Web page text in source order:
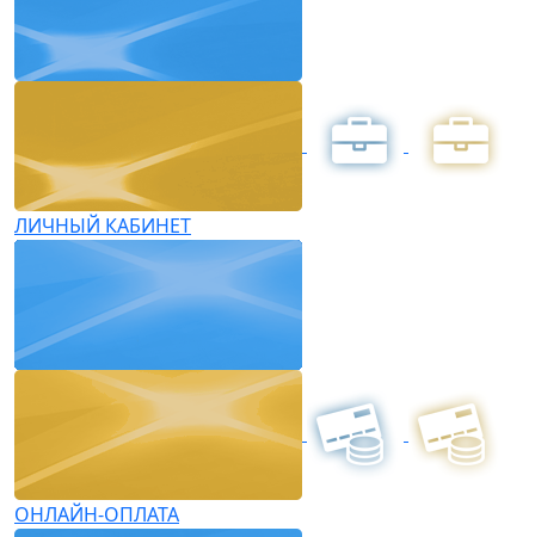
ЛИЧНЫЙ КАБИНЕТ
ОНЛАЙН-ОПЛАТА